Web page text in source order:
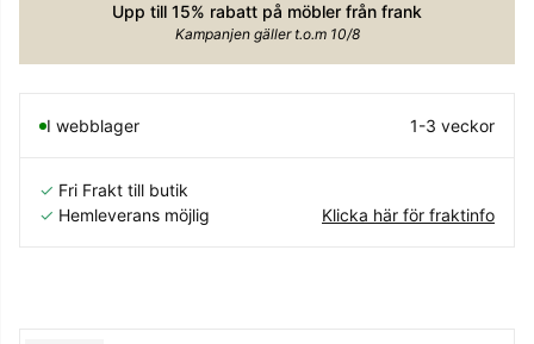
Upp till 15% rabatt på möbler från frank
Kampanjen gäller t.o.m 10/8
I webblager 1-3 veckor
✓ Fri Frakt till butik
✓ Hemleverans möjlig Klicka här för fraktinfo